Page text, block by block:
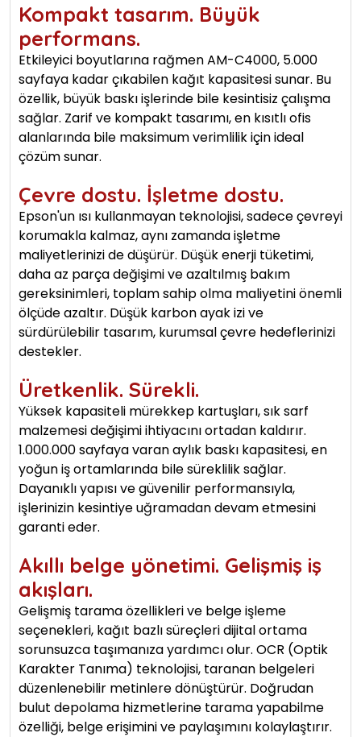
Kompakt tasarım. Büyük
performans.
Etkileyici boyutlarına rağmen AM-C4000, 5.000
sayfaya kadar çıkabilen kağıt kapasitesi sunar. Bu
özellik, büyük baskı işlerinde bile kesintisiz çalışma
sağlar. Zarif ve kompakt tasarımı, en kısıtlı ofis
alanlarında bile maksimum verimlilik için ideal
çözüm sunar.
Çevre dostu. İşletme dostu.
Epson'un ısı kullanmayan teknolojisi, sadece çevreyi
korumakla kalmaz, aynı zamanda işletme
maliyetlerinizi de düşürür. Düşük enerji tüketimi,
daha az parça değişimi ve azaltılmış bakım
gereksinimleri, toplam sahip olma maliyetini önemli
ölçüde azaltır. Düşük karbon ayak izi ve
sürdürülebilir tasarım, kurumsal çevre hedeflerinizi
destekler.
Üretkenlik. Sürekli.
Yüksek kapasiteli mürekkep kartuşları, sık sarf
malzemesi değişimi ihtiyacını ortadan kaldırır.
1.000.000 sayfaya varan aylık baskı kapasitesi, en
yoğun iş ortamlarında bile süreklilik sağlar.
Dayanıklı yapısı ve güvenilir performansıyla,
işlerinizin kesintiye uğramadan devam etmesini
garanti eder.
Akıllı belge yönetimi. Gelişmiş iş
akışları.
Gelişmiş tarama özellikleri ve belge işleme
seçenekleri, kağıt bazlı süreçleri dijital ortama
sorunsuzca taşımanıza yardımcı olur. OCR (Optik
Karakter Tanıma) teknolojisi, taranan belgeleri
düzenlenebilir metinlere dönüştürür. Doğrudan
bulut depolama hizmetlerine tarama yapabilme
özelliği, belge erişimini ve paylaşımını kolaylaştırır.